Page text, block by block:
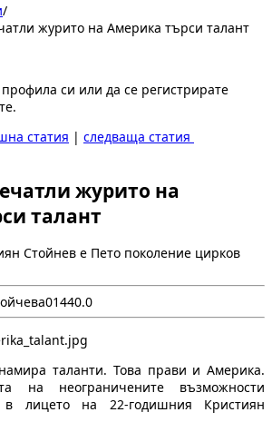
/
журито на Америка търси талант
си или да се регистрирате
статия | следваща статия
журито на
талант
Стойнев е Пето поколение цирков
01440.0
таланти. Това прави и Америка.
на неограничените възможности
в лицето на 22-годишния Кристиян